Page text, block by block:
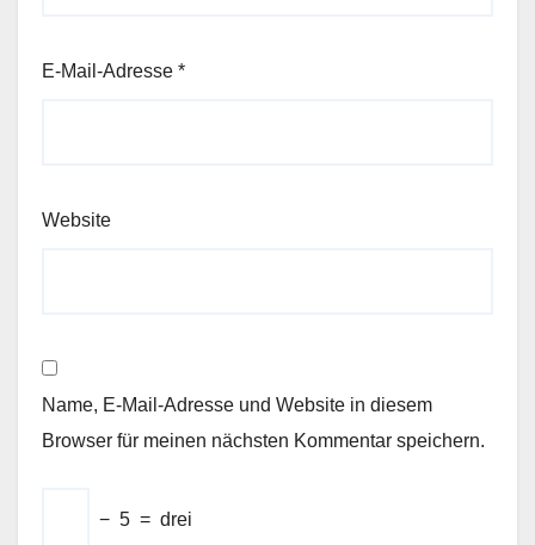
E-Mail-Adresse *
Website
Name, E-Mail-Adresse und Website in diesem
Browser für meinen nächsten Kommentar speichern.
− 5 = drei